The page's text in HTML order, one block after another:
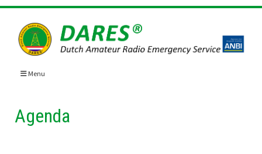
Skip
content
Menu
Agenda